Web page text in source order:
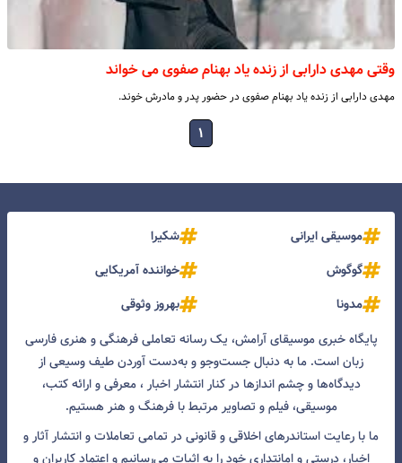
وقتی مهدی دارابی از زنده یاد بهنام صفوی می خواند
مهدی دارابی از زنده یاد بهنام صفوی در حضور پدر و مادرش خوند.
۱
موسیقی ایرانی
شکیرا
گوگوش
خواننده آمریکایی
مدونا
بهروز وثوقی
پایگاه خبری موسیقای آرامش، یک رسانه تعاملی فرهنگی و هنری فارسی
زبان است. ما به دنبال جست‌و‌جو و به‌دست آوردن طیف وسیعی از
دیدگاه‌ها و چشم انداز‌ها در کنار انتشار اخبار ، معرفی و ارائه کتب،
موسیقی، فیلم و تصاویر مرتبط با فرهنگ و هنر هستیم.
ما با رعایت استاندرهای اخلاقی و قانونی در تمامی تعاملات و انتشار آثار و
اخبار، درستی و امانتداری خود را به اثبات می‌رسانیم و اعتماد کاربران و